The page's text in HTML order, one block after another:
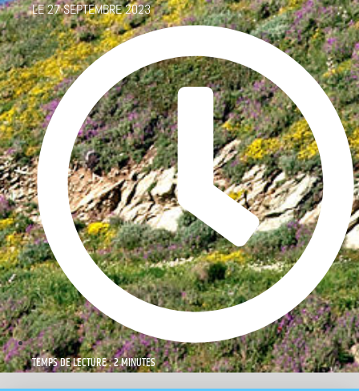
LE27 SEPTEMBRE 2023
TEMPS DE LECTURE : 2 MINUTES